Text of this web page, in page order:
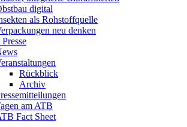
digital
als Rohstoffquelle
neu denken
Rückblick
Archiv
am ATB
Fact Sheet